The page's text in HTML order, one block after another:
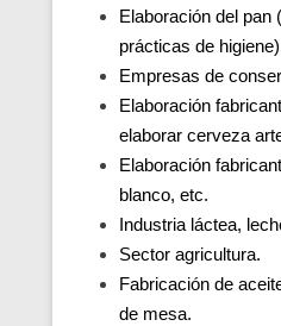
Elaboración del pan
prácticas de
Empresas de
Elaboración
elaborar cerveza
Elaboración
blanco, etc.
Industria láctea,
Sector agricultura.
Fabricación de
de mesa.